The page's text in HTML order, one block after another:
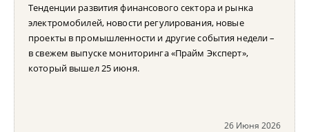
Тенденции развития финансового сектора и рынка
электромобилей, новости регулирования, новые
проекты в промышленности и другие события недели –
в свежем выпуске мониторинга «Прайм Эксперт»,
который вышел 25 июня.
26 Июня 2026